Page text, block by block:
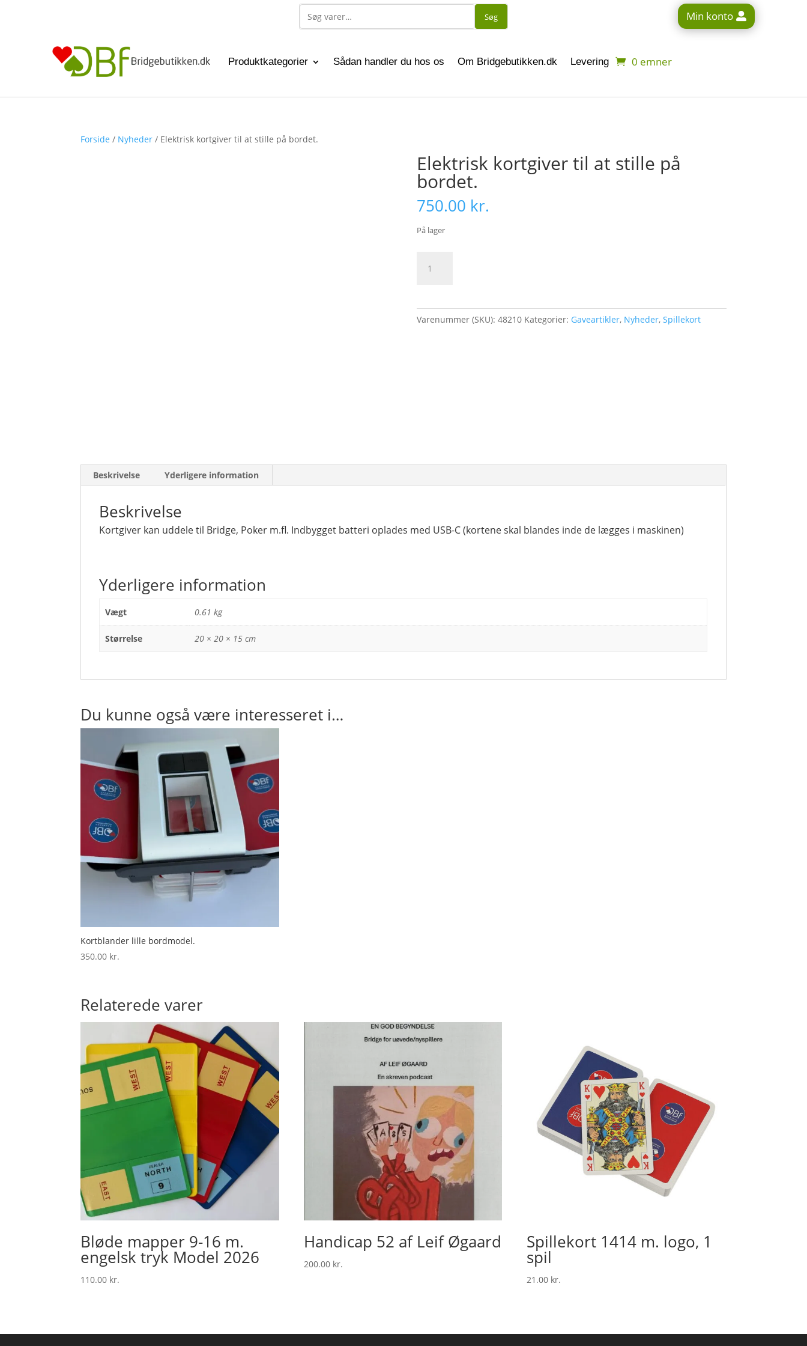
Søg Min konto
Produktkategorier Sådan handler du hos os Om Bridgebutikken.dk Levering 0 emner
Forside / Nyheder / Elektrisk kortgiver til at stille på bordet.
Elektrisk kortgiver til at stille på
bordet.
750.00 kr.
På lager
kortgiver
Varenummer (SKU): 48210 Kategorier: Gaveartikler, Nyheder, Spillekort
Beskrivelse Yderligere information
Beskrivelse
Kortgiver kan uddele til Bridge, Poker m.fl. Indbygget batteri oplades med USB-C (kortene skal blandes inde de lægges i maskinen)
Yderligere information
Vægt 0.61 kg
Størrelse 20 × 20 × 15 cm
Du kunne også være interesseret i…
Kortblander lille bordmodel.
350.00 kr.
Relaterede varer
Bløde mapper 9-16 m.
engelsk tryk Model 2026
110.00 kr.
Handicap 52 af Leif Øgaard
200.00 kr.
Spillekort 1414 m. logo, 1
spil
21.00 kr.